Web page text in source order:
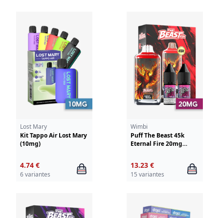
Lost Mary
Kit Tappo Air Lost Mary
(10mg)
4.74 €
6 variantes
Wimbi
Puff The Beast 45k
Eternal Fire 20mg
13.23 €
15 variantes